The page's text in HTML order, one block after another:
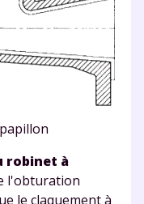
robinet à
l'obturation
le claquement à